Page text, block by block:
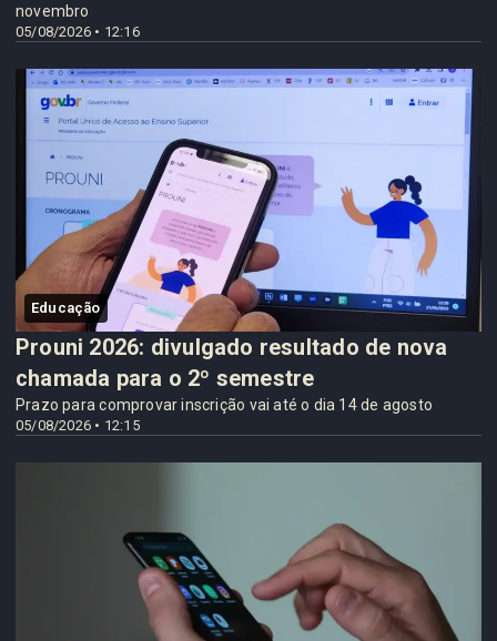
05/08/2026 • 12:16
novembro
Educação
05/08/2026 • 12:15
Prouni 2026: divulgado resultado de nova
chamada para o 2º semestre
Prazo para comprovar inscrição vai até o dia 14 de agosto